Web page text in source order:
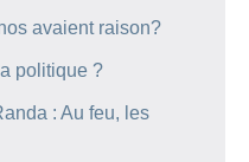
avaient raison?
politique ?
: Au feu, les